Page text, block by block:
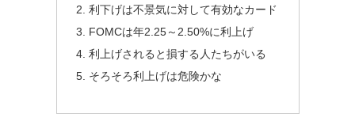
利下げは不景気に対して有効なカード
FOMCは年2.25～2.50%に利上げ
利上げされると損する人たちがいる
そろそろ利上げは危険かな